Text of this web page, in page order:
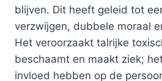
blijven. Dit heeft geleid tot
verzwijgen, dubbele moraal
Het veroorzaakt talrijke
beschaamt en maakt ziek;
invloed hebben op de